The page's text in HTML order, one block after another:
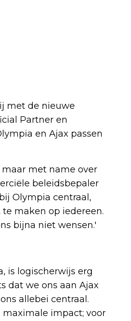
met de nieuwe
Partner en
en Ajax passen
met name over
beleidsbepaler
Olympia centraal,
maken op iedereen.
bijna niet wensen.'
is logischerwijs erg
dat we ons aan Ajax
allebei centraal.
impact; voor